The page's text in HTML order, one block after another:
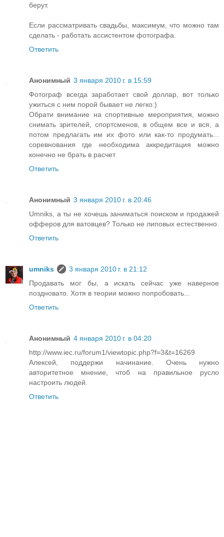
берут.
Если рассматривать свадьбы, максимум, что можно там
сделать - работать ассистентом фотографа.
Ответить
Анонимный 3 января 2010 г. в 15:59
Фотограф всегда заработает свой доллар, вот только
ужиться с ним порой бывает не легко:)
Обрати внимание на спортивные мероприятия, можно
снимать зрителей, спортсменов, в общем все и вся, а
потом предлагать им их фото или как-то продумать...
соревнования где необходима аккредитация можно
конечно не брать в расчет
Ответить
Анонимный 3 января 2010 г. в 20:46
Umniks, а ты не хочешь заниматься поиском и продажей
офферов для ватовцев? Только не липовых естественно.
Ответить
umniks
3 января 2010 г. в 21:12
Продавать мог бы, а искать сейчас уже наверное
поздновато. Хотя в теории можно попробовать...
Ответить
Анонимный 4 января 2010 г. в 04:20
http://www.iec.ru/forum1/viewtopic.php?f=3&t=16269
Алексей, поддержи начинание. Очень нужно
авторитетное мнение, чтоб на правильное русло
настроить людей.
Ответить